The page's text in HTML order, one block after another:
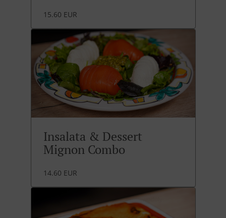
15.60 EUR
Insalata & Dessert
Mignon Combo
14.60 EUR